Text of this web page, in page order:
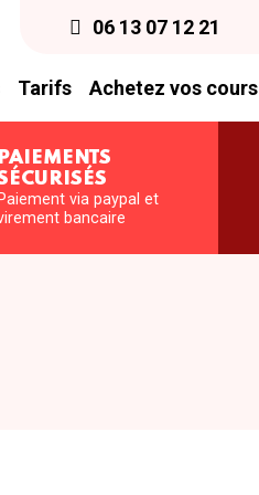
06 13 07 12 21
Tarifs Achetez vos cours
PAIEMENTS
Paiement via paypal et
bancaire